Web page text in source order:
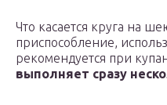
Что касается круга на
приспособление,
рекомендуется при
выполняет сразу